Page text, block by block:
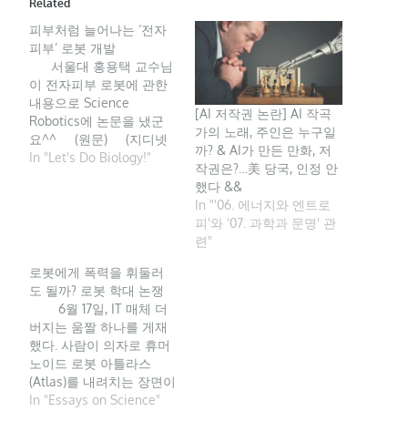
Related
피부처럼 늘어나는 ‘전자
피부’ 로봇 개발
서울대 홍용택 교수님
이 전자피부 로봇에 관한
내용으로 Science
Robotics에 논문을 냈군
요^^ (원문) (지디넷
코리아=김태진 기자) 국내
동1저자 : 변정환 박사?이
윤택 연구원, 교신저자 :
전기정보공학부 홍용택
교수, 기계항공공학부 조
규진 교수)이 전자피부 컴
퓨터 개발을…
In "Let's Do Biology!"
[AI 저작권 논란] AI 작곡
가의 노래, 주인은 누구일
까? & AI가 만든 만화, 저
작권은?…美 당국, 인정 안
했다 &&
In "'06. 에너지와 엔트로
피'와 '07. 과학과 문명' 관
련"
로봇에게 폭력을 휘둘러
도 될까? 로봇 학대 논쟁
6월 17일, IT 매체 더
버지는 움짤 하나를 게재
했다. 사람이 의자로 휴머
노이드 로봇 아틀라스
(Atlas)를 내려치는 장면이
었다. 아마 대부분 불쾌감
In "Essays on Science"